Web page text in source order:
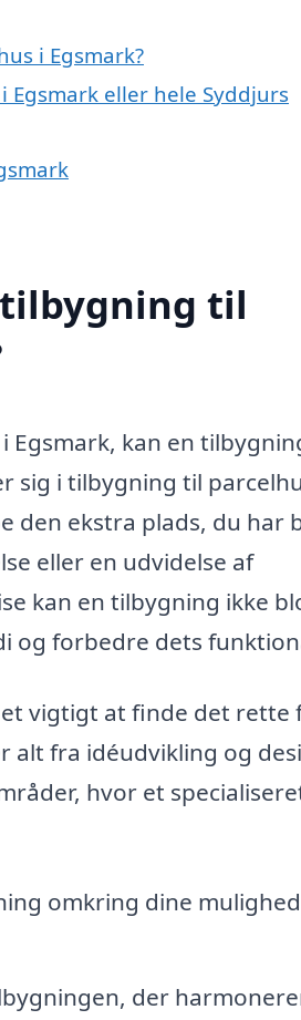
i Egsmark?
eller hele Syddjurs
tilbygning til
Egsmark, kan en
sig i tilbygning til
den ekstra plads, du har
eller en udvidelse af
kan en tilbygning ikke
og forbedre dets
vigtigt at finde det rette
alt fra idéudvikling og
hvor et
omkring dine
der